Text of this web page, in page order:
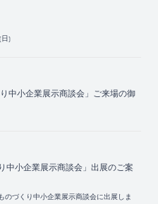
日)
り中小企業展示商談会」ご来場の御
中小企業展示商談会」出展のご案
のづくり中小企業展示商談会に出展しま